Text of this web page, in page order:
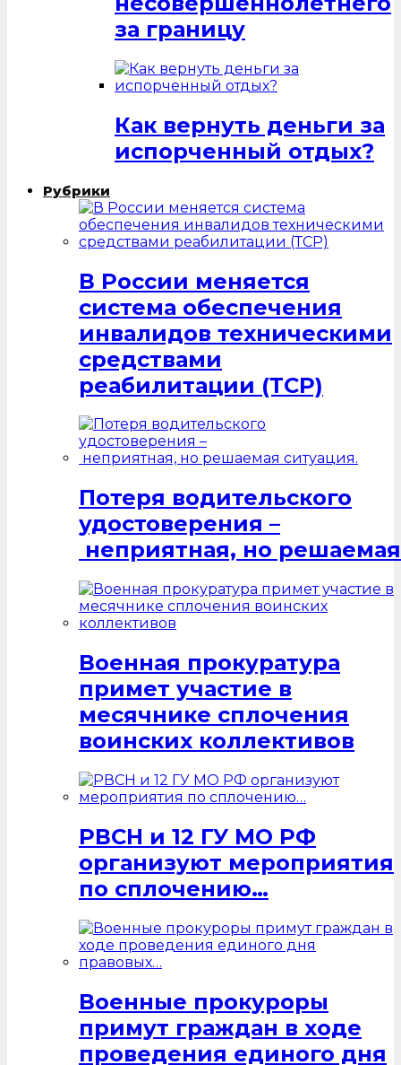
за границу
Как вернуть деньги за
испорченный отдых?
Рубрики
В России меняется
система обеспечения
инвалидов техническими
средствами
реабилитации (ТСР)
Потеря водительского
удостоверения –
неприятная, но
Военная прокуратура
примет участие в
месячнике сплочения
воинских коллективов
РВСН и 12 ГУ МО РФ
организуют мероприятия
по сплочению…
Военные прокуроры
примут граждан в ходе
проведения единого дня